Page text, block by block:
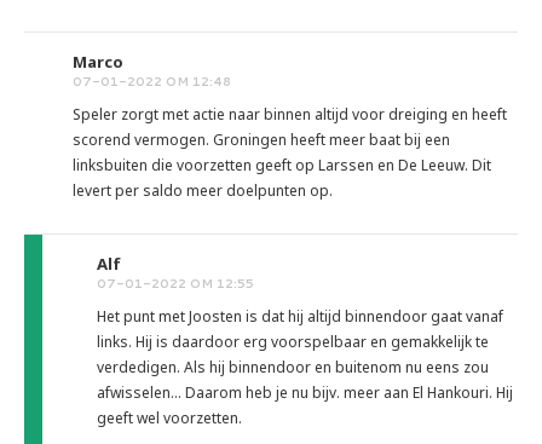
Marco
07-01-2022 OM 12:48
Speler zorgt met actie naar binnen altijd voor dreiging en heeft
scorend vermogen. Groningen heeft meer baat bij een
linksbuiten die voorzetten geeft op Larssen en De Leeuw. Dit
levert per saldo meer doelpunten op.
Alf
07-01-2022 OM 12:55
Het punt met Joosten is dat hij altijd binnendoor gaat vanaf
links. Hij is daardoor erg voorspelbaar en gemakkelijk te
verdedigen. Als hij binnendoor en buitenom nu eens zou
afwisselen... Daarom heb je nu bijv. meer aan El Hankouri. Hij
geeft wel voorzetten.